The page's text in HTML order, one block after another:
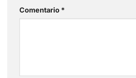
Comentario *